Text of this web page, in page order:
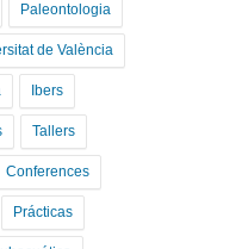
Paleontologia
de València
Ibers
Tallers
Conferences
Prácticas